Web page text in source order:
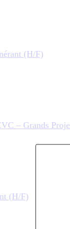
(H/F)
– Grands
(H/F)